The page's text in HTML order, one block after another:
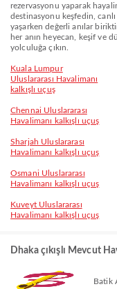
rezervasyonu yaparak
destinasyonu keşfedin,
yaşarken değerli anılar
her anın heyecan, keşif ve
yolculuğa çıkın.
Kuala Lumpur
Uluslararası Havalimanı
kalkışlı uçuş
Chennai Uluslararası
Havalimanı kalkışlı uçuş
Sharjah Uluslararası
Havalimanı kalkışlı uçuş
Osmani Uluslararası
Havalimanı kalkışlı uçuş
Kuveyt Uluslararası
Havalimanı kalkışlı uçuş
Dhaka çıkışlı Mevcut
Batik